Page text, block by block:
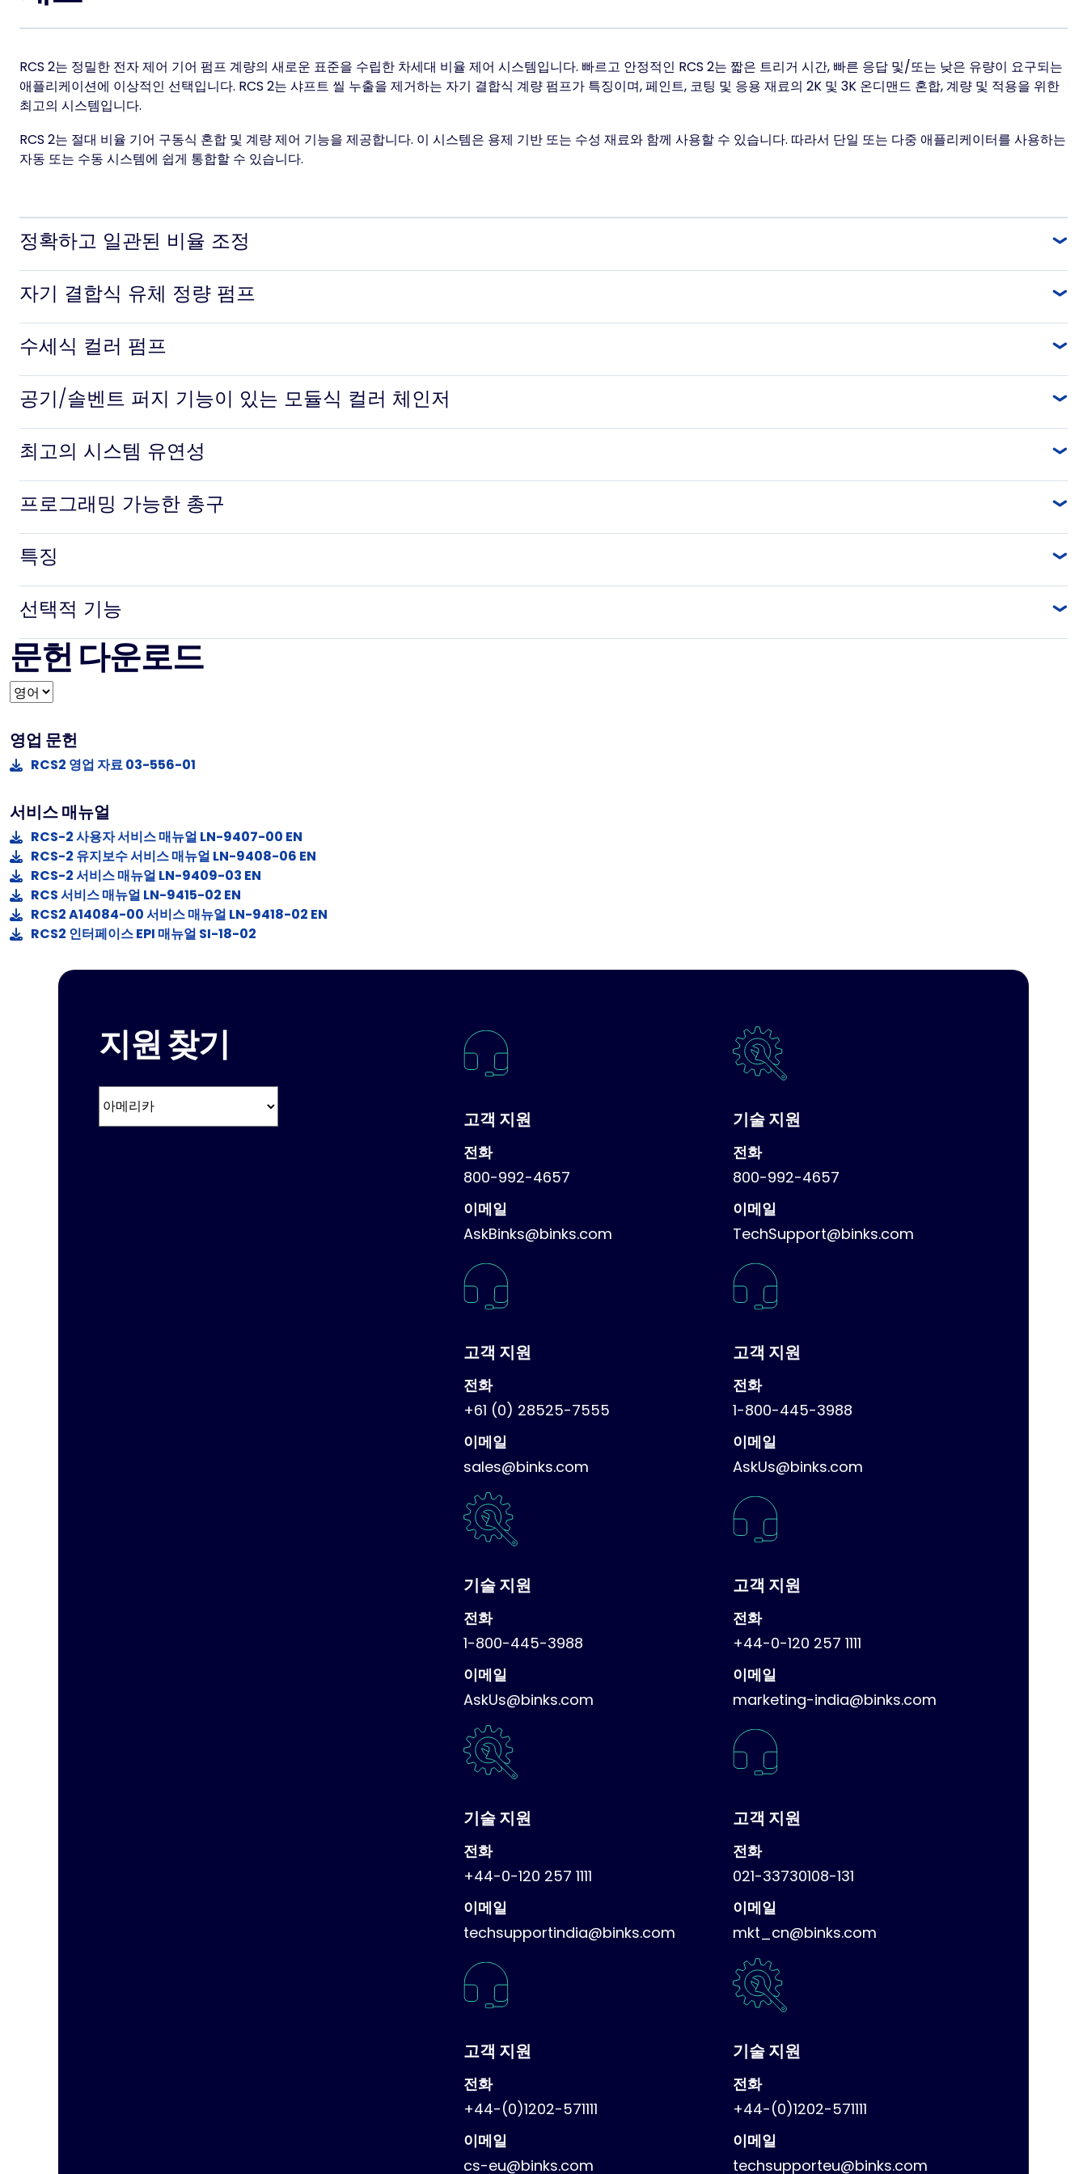
RCS 2는 정밀한 전자 제어 기어 펌프 계량의 새로운 표준을 수립한 차세대 비율 제어 시스템입니다. 빠르고 안정적인 RCS 2는 짧은 트리거 시간, 빠른 응답 및/또는 낮은 유량이 요구되는
애플리케이션에 이상적인 선택입니다. RCS 2는 샤프트 씰 누출을 제거하는 자기 결합식 계량 펌프가 특징이며, 페인트, 코팅 및 응용 재료의 2K 및 3K 온디맨드 혼합, 계량 및 적용을 위한
최고의 시스템입니다.
RCS 2는 절대 비율 기어 구동식 혼합 및 계량 제어 기능을 제공합니다. 이 시스템은 용제 기반 또는 수성 재료와 함께 사용할 수 있습니다. 따라서 단일 또는 다중 애플리케이터를 사용하는
자동 또는 수동 시스템에 쉽게 통합할 수 있습니다.
정확하고 일관된 비율 조정
자기 결합식 유체 정량 펌프
수세식 컬러 펌프
공기/솔벤트 퍼지 기능이 있는 모듈식 컬러 체인저
최고의 시스템 유연성
프로그래밍 가능한 총구
특징
선택적 기능
문헌 다운로드
영업 문헌
RCS2 영업 자료 03-556-01
서비스 매뉴얼
RCS-2 사용자 서비스 매뉴얼 LN-9407-00 EN
RCS-2 유지보수 서비스 매뉴얼 LN-9408-06 EN
RCS-2 서비스 매뉴얼 LN-9409-03 EN
RCS 서비스 매뉴얼 LN-9415-02 EN
RCS2 A14084-00 서비스 매뉴얼 LN-9418-02 EN
RCS2 인터페이스 EPI 매뉴얼 SI-18-02
지원 찾기
고객 지원
전화
800-992-4657
이메일
AskBinks@binks.com
기술 지원
전화
800-992-4657
이메일
TechSupport@binks.com
고객 지원
전화
+61 (0) 28525-7555
이메일
sales@binks.com
고객 지원
전화
1-800-445-3988
이메일
AskUs@binks.com
기술 지원
전화
1-800-445-3988
이메일
AskUs@binks.com
고객 지원
전화
+44-0-120 257 1111
이메일
marketing-india@binks.com
기술 지원
전화
+44-0-120 257 1111
이메일
techsupportindia@binks.com
고객 지원
전화
021-33730108-131
이메일
mkt_cn@binks.com
고객 지원
전화
+44-(0)1202-571111
이메일
cs-eu@binks.com
기술 지원
전화
+44-(0)1202-571111
이메일
techsupporteu@binks.com